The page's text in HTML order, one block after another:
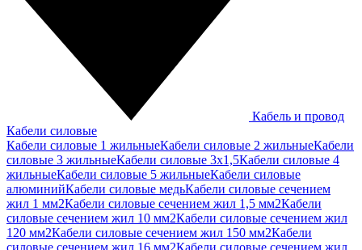
Кабель и провод
Кабели силовые
Кабели силовые 1 жильныеКабели силовые 2 жильныеКабели
силовые 3 жильныеКабели силовые 3х1,5Кабели силовые 4
жильныеКабели силовые 5 жильныеКабели силовые
алюминийКабели силовые медьКабели силовые сечением
жил 1 мм2Кабели силовые сечением жил 1,5 мм2Кабели
силовые сечением жил 10 мм2Кабели силовые сечением жил
120 мм2Кабели силовые сечением жил 150 мм2Кабели
силовые сечением жил 16 мм2Кабели силовые сечением жил